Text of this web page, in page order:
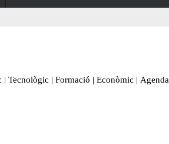
| Tecnològic | Formació | Econòmic | Agenda